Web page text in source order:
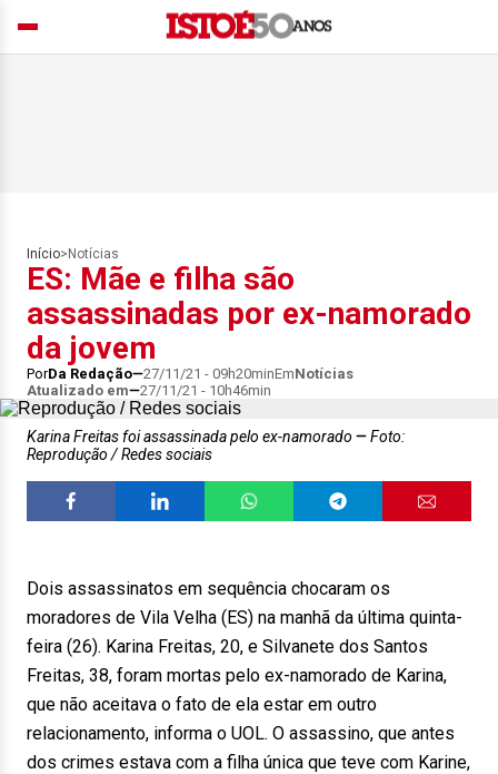
Início> Notícias
ES: Mãe e filha são
assassinadas por ex-namorado
da jovem
PorDa Redação 27/11/21 - 09h20minEmNotícias
Atualizado em
27/11/21 - 10h46min
Karina Freitas foi assassinada pelo ex-namorado
Foto:
Reprodução / Redes sociais
Dois assassinatos em sequência chocaram os
moradores de Vila Velha (ES) na manhã da última quinta-
feira (26). Karina Freitas, 20, e Silvanete dos Santos
Freitas, 38, foram mortas pelo ex-namorado de Karina,
que não aceitava o fato de ela estar em outro
relacionamento, informa o UOL. O assassino, que antes
dos crimes estava com a filha única que teve com Karine,